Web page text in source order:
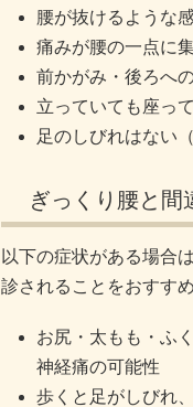
腰が抜けるような
痛みが腰の一点に
前かがみ・後ろへ
立っていても座っ
足のしびれはない
ぎっくり腰と間
以下の症状がある場合
診されることをおすすめ
お尻・太もも・ふ
神経痛の可能性
歩くと足がしびれ